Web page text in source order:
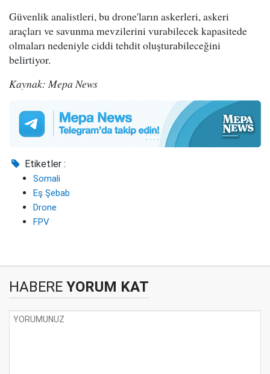
Güvenlik analistleri, bu drone'ların askerleri, askeri
araçları ve savunma mevzilerini vurabilecek kapasitede
olmaları nedeniyle ciddi tehdit oluşturabileceğini
belirtiyor.
Kaynak: Mepa News
Etiketler :
Somali
Eş Şebab
Drone
FPV
HABERE YORUM KAT